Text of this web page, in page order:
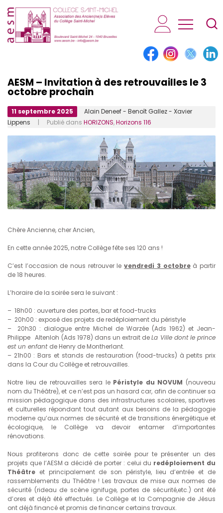
AESM...
AESM – Invitation à des retrouvailles le 3
octobre prochain
11 septembre 2025
Alain Deneef - Benoît Gallez - Xavier
Lippens | Publié dans HORIZONS,Horizons 116
Chère Ancienne, cher Ancien,
En cette année 2025, notre Collège fête ses 120 ans !
C’est l’occasion de nous retrouver levendredi 3 octobreà partir
de 18 heures.
L’horaire de la soirée sera le suivant :
– 18h00 : ouverture des portes, bar et food-trucks
– 20h00 : exposé des projets de redéploiement du péristyle
– 20h30 : dialogue entre Michel de Warzée (Ads 1962) et Jean-
Philippe Altenloh (Ads 1978) dans un extrait deLa Ville dont le prince
est un enfant de Henry de Montherlant.
– 21h00 : Bars et stands de restauration (food-trucks) à petits prix
dans la Cour du Collège et retrouvailles.
Notre lieu de retrouvailles sera le Péristyle du NOVUM (nouveau
nom du Théâtre), et ce n’est pas un hasard car, afin de continuer sa
mission pédagogique dans des infrastructures scolaires, sportives
et culturelles répondant tout autant aux besoins de la pédagogie
moderne qu’aux normes de sécurité et de transitions énergétique et
écologique, le Collège va devoir entamer d’importantes
rénovations.
Nous profiterons donc de cette soirée pour te présenter un des
projets que l’AESM a décidé de porter : celui du redéploiement du
Théâtre et principalement de son péristyle, lieu d’entrée et de
rassemblements du Théâtre ! Les travaux de mise aux normes de
sécurité (rideau de scène ignifuge, portes de sécurité,etc.) ont été
d’ores et déjà été effectués. Le Collège et la Compagnie de Jésus
ont déjà financé et promis de financer certains travaux.